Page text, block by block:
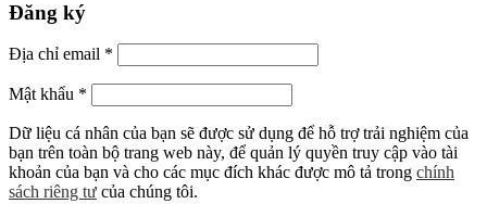
Đăng ký
Địa chỉ email *
Mật khẩu *
Dữ liệu cá nhân của bạn sẽ được sử dụng để hỗ trợ trải nghiệm của
bạn trên toàn bộ trang web này, để quản lý quyền truy cập vào tài
khoản của bạn và cho các mục đích khác được mô tả trong chính
sách riêng tư của chúng tôi.